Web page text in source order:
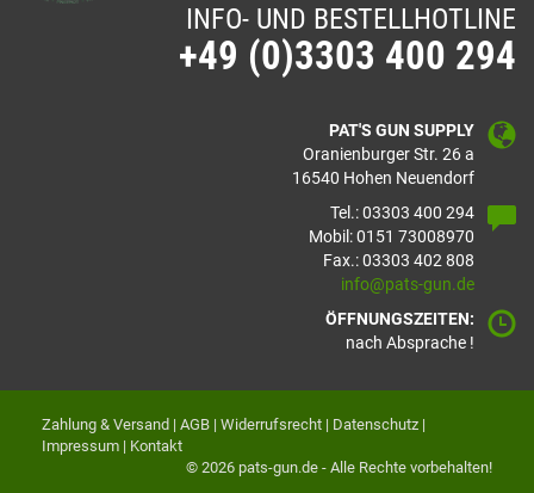
INFO- UND BESTELLHOTLINE
+49 (0)3303 400 294
PAT'S GUN SUPPLY
Oranienburger Str. 26 a
16540 Hohen Neuendorf
Tel.: 03303 400 294
Mobil: 0151 73008970
Fax.: 03303 402 808
info@pats-gun.de
ÖFFNUNGSZEITEN:
nach Absprache !
Zahlung & Versand | AGB | Widerrufsrecht | Datenschutz |
Impressum | Kontakt
© 2026 pats-gun.de - Alle Rechte vorbehalten!